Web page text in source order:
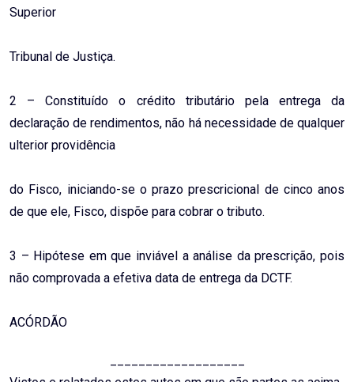
Superior
Tribunal de Justiça.
2 – Constituído o crédito tributário pela entrega da
declaração de rendimentos, não há necessidade de qualquer
ulterior providência
do Fisco, iniciando-se o prazo prescricional de cinco anos
de que ele, Fisco, dispõe para cobrar o tributo.
3 – Hipótese em que inviável a análise da prescrição, pois
não comprovada a efetiva data de entrega da DCTF.
ACÓRDÃO